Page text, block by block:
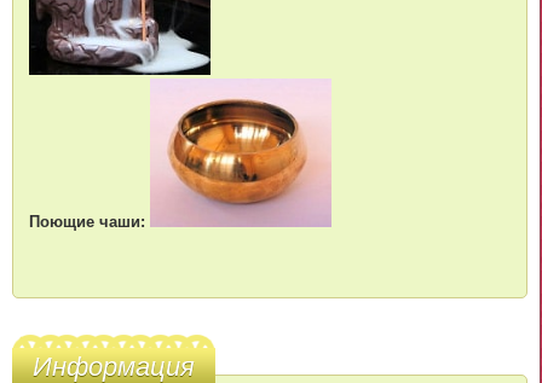
Поющие чаши:
Информация